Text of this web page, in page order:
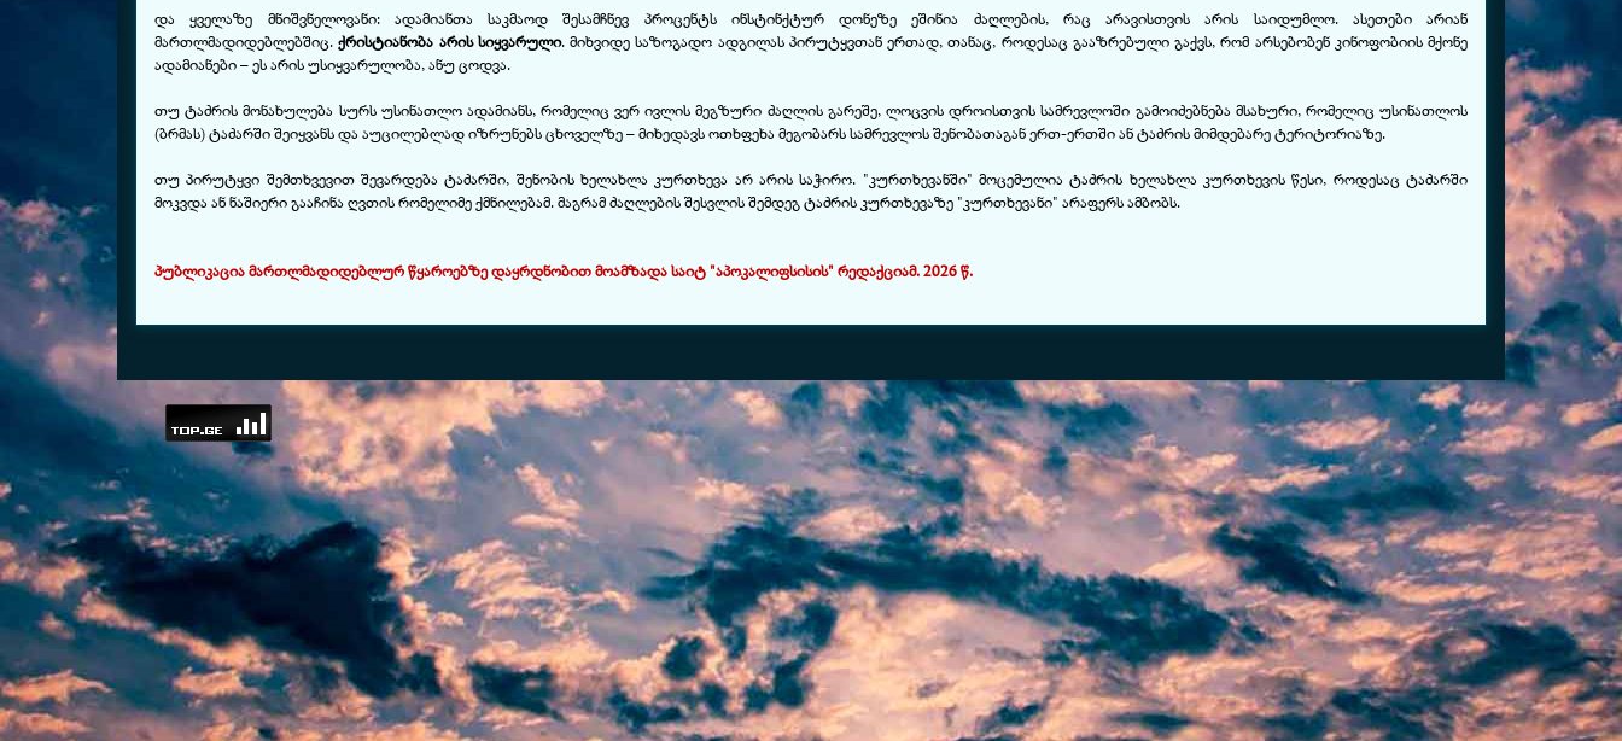
და ყველაზე მნიშვნელოვანი: ადამიანთა საკმაოდ შესამჩნევ პროცენტს ინსტინქტურ დონეზე ეშინია ძაღლების, რაც არავისთვის არის საიდუმლო. ასეთები არიან
მართლმადიდებლებშიც.ქრისტიანობა არის სიყვარული. მიხვიდე საზოგადო ადგილას პირუტყვთან ერთად, თანაც, როდესაც გააზრებული გაქვს, რომ არსებობენ კინოფობიის მქონე
ადამიანები – ეს არის უსიყვარულობა, ანუ ცოდვა.
თუ ტაძრის მონახულება სურს უსინათლო ადამიანს, რომელიც ვერ ივლის მეგზური ძაღლის გარეშე, ლოცვის დროისთვის სამრევლოში გამოიძებნება მსახური, რომელიც უსინათლოს
(ბრმას) ტაძარში შეიყვანს და აუცილებლად იზრუნებს ცხოველზე – მიხედავს ოთხფეხა მეგობარს სამრევლოს შენობათაგან ერთ-ერთში ან ტაძრის მიმდებარე ტერიტორიაზე.
თუ პირუტყვი შემთხვევით შევარდება ტაძარში, შენობის ხელახლა კურთხევა არ არის საჭირო. "კურთხევანში" მოცემულია ტაძრის ხელახლა კურთხევის წესი, როდესაც ტაძარში
მოკვდა ან ნაშიერი გააჩინა ღვთის რომელიმე ქმნილებამ. მაგრამ ძაღლების შესვლის შემდეგ ტაძრის კურთხევაზე "კურთხევანი" არაფერს ამბობს.
პუბლიკაცია მართლმადიდებლურ წყაროებზე დაყრდნობით მოამზადა საიტ "აპოკალიფსისის" რედაქციამ. 2026 წ.